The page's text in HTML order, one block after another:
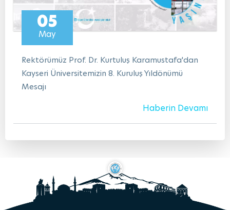
05
May
Rektörümüz Prof. Dr. Kurtuluş Karamustafa'dan
Kayseri Üniversitemizin 8. Kuruluş Yıldönümü
Mesajı
Haberin Devamı